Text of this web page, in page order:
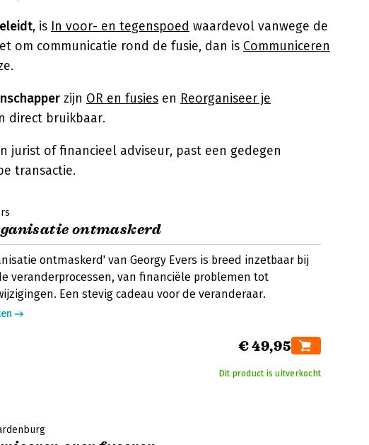
, is In voor- en tegenspoed waardevol vanwege de
om communicatie rond de fusie, dan is Communiceren
zijn OR en fusies en Reorganiseer je
direct bruikbaar.
jurist of financieel adviseur, past een gedegen
transactie.
ontmaskerd
ontmaskerd' van Georgy Evers is breed inzetbaar bij
veranderprocessen, van financiële problemen tot
Een stevig cadeau voor de veranderaar.
€ 49,95
Dit product is uitverkocht